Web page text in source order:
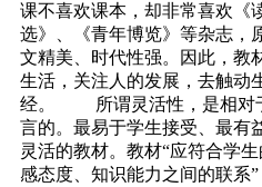
课不喜欢课本，却非常喜欢《
选》、《青年博览》等杂志，
文精美、时代性强。因此，教
生活，关注人的发展，去触动
经。 所谓灵活性，是相对
言的。最易于学生接受、最有
灵活的教材。教材“应符合学
感态度、知识能力之间的联系